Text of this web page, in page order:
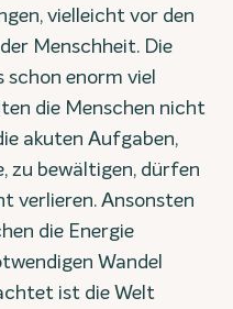
vielleicht vor den
Menschheit. Die
schon enorm viel
die Menschen nicht
akuten Aufgaben,
zu bewältigen, dürfen
verlieren. Ansonsten
die Energie
Wandel
ist die Welt